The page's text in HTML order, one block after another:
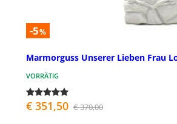
-5%
Marmorguss Unserer Lieben Frau
VORRÄTIG
€ 351,50 € 370,00